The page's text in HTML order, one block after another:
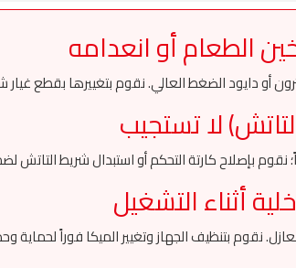
أو دايود الضغط العالي. نقوم بتغييرها بقطع
بإصلاح كارتة التحكم أو استبدال شريط التاتش
نقوم بتنظيف الجهاز وتغيير الميكا فوراً لحماية